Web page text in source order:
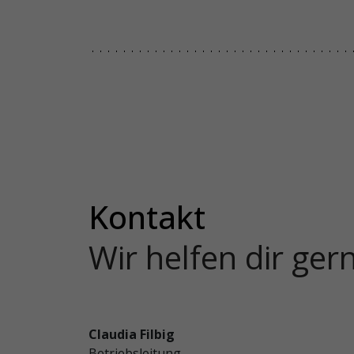
Kontakt
Wir helfen dir
Claudia Filbig